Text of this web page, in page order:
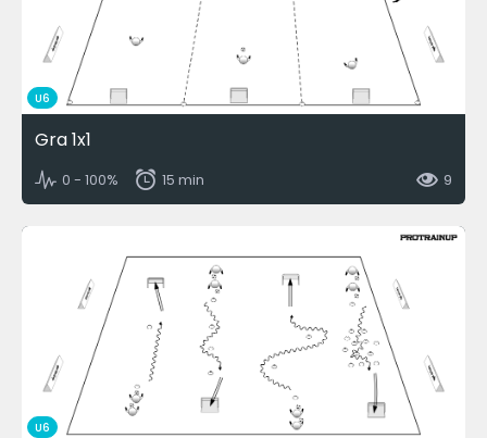
U6
Gra 1x1
0 - 100% 15 min 9
U6